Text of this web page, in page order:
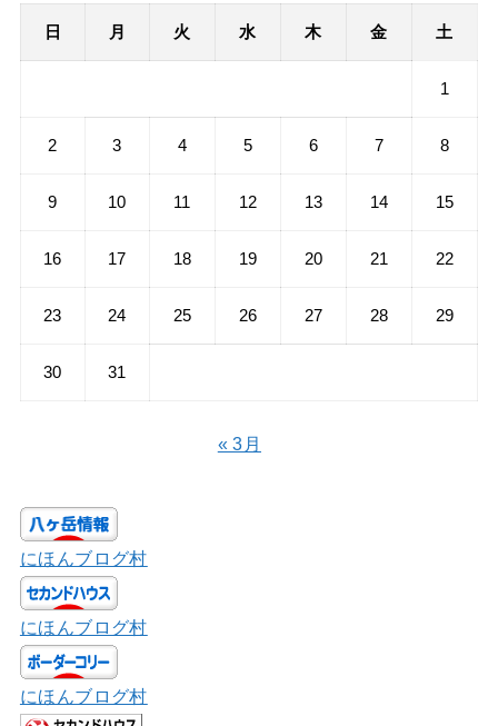
日 月 火 水 木 金 土
1
2 3 4 5 6 7 8
9 10 11 12 13 14 15
16 17 18 19 20 21 22
23 24 25 26 27 28 29
30 31
« 3月
にほんブログ村
にほんブログ村
にほんブログ村